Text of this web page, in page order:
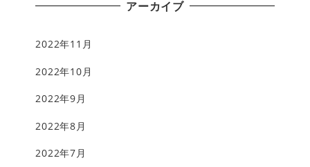
アーカイブ
2022年11月
2022年10月
2022年9月
2022年8月
2022年7月